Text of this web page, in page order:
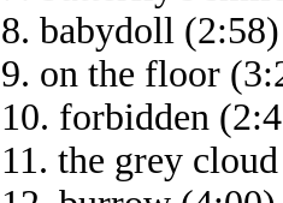
8. babydoll (2:58)
9. on the floor
10. forbidden
11. the grey